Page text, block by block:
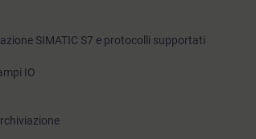
SIMATIC S7 e protocolli supportati
IO